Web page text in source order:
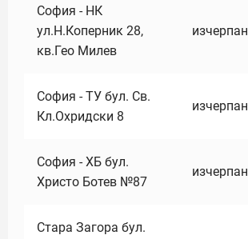
София - НК
ул.Н.Коперник 28,
кв.Гео Милев
изчерпан
София - ТУ бул. Св.
Кл.Охридски 8
изчерпан
София - ХБ бул.
Христо Ботев №87
изчерпан
Стара Загора бул.